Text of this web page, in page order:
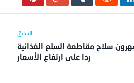
سلاح مقاطعة السلع الغذائية
ردا على ارتفاع الأسعار